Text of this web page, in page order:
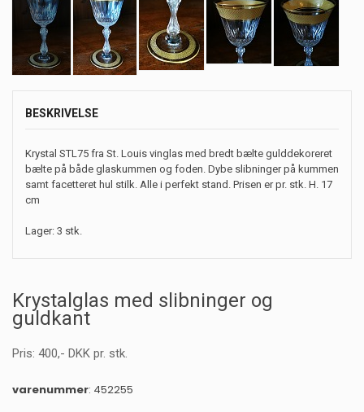
BESKRIVELSE
Krystal STL75 fra St. Louis vinglas med bredt bælte gulddekoreret
bælte på både glaskummen og foden. Dybe slibninger på kummen
samt facetteret hul stilk. Alle i perfekt stand. Prisen er pr. stk. H. 17
cm
Lager: 3 stk.
Krystalglas med slibninger og
guldkant
Pris: 400,- DKK pr. stk.
varenummer: 452255